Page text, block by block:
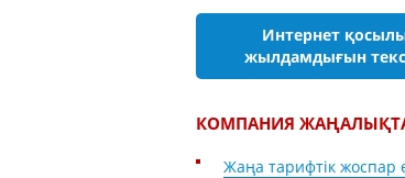
Интернет
жылдамдығын
КОМПАНИЯ
Жаңа тарифтік жоспар